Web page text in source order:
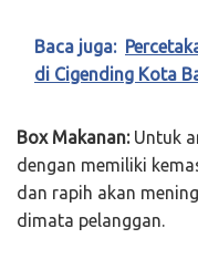
Baca juga:
di Cigending Kota
Box Makanan:Untuk
dengan memiliki
dan rapih akan
dimata pelanggan.